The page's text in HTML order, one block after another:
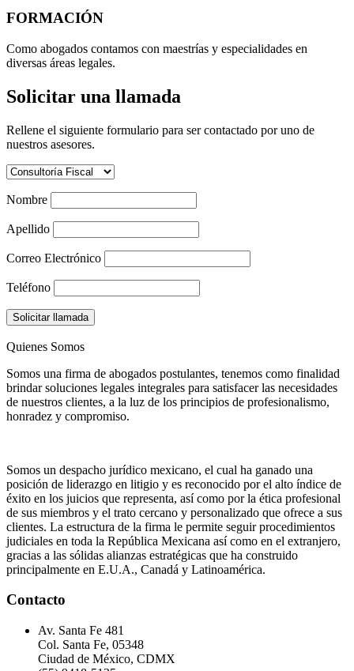
FORMACIÓN
Como abogados contamos con maestrías y especialidades en
diversas áreas legales.
Solicitar una llamada
Rellene el siguiente formulario para ser contactado por uno de
nuestros asesores.
Nombre
Apellido
Correo Electrónico
Teléfono
Solicitar llamada
Quienes Somos
Somos una firma de abogados postulantes, tenemos como finalidad
brindar soluciones legales integrales para satisfacer las necesidades
de nuestros clientes, a la luz de los principios de profesionalismo,
honradez y compromiso.
Somos un despacho jurídico mexicano, el cual ha ganado una
posición de liderazgo en litigio y es reconocido por el alto índice de
éxito en los juicios que representa, así como por la ética profesional
de sus miembros y el trato cercano y personalizado que ofrece a sus
clientes. La estructura de la firma le permite seguir procedimientos
judiciales en toda la República Mexicana así como en el extranjero,
gracias a las sólidas alianzas estratégicas que ha construido
principalmente en E.U.A., Canadá y Latinoamérica.
Contacto
Av. Santa Fe 481
Col. Santa Fe, 05348
Ciudad de México, CDMX